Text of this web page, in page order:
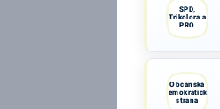
SPD,
Trikolora a
PRO
Občanská
demokratická
strana